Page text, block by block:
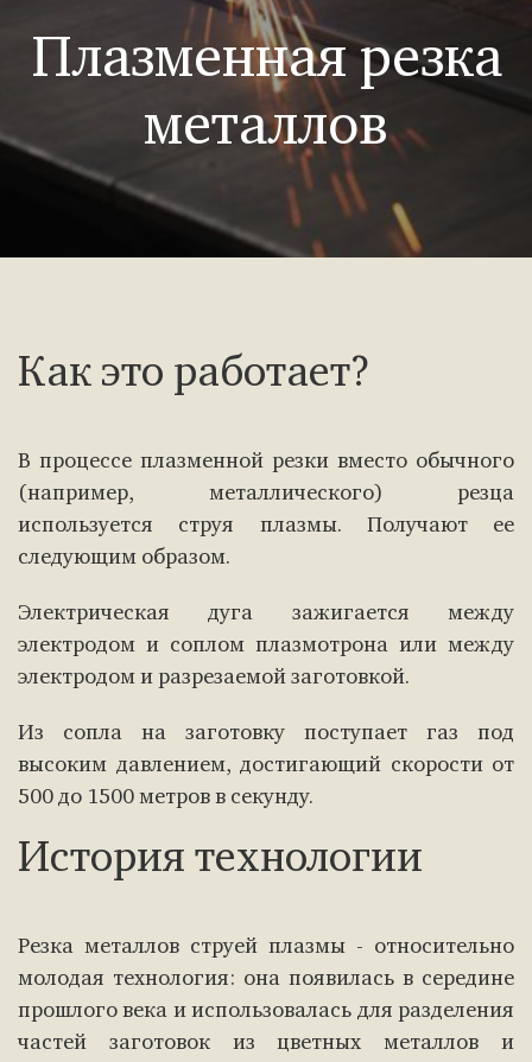
Плазменная резка
металлов
Как это работает?
В процессе плазменной резки вместо обычного
(например, металлического) резца
используется струя плазмы. Получают ее
следующим образом.
Электрическая дуга зажигается между
электродом и соплом плазмотрона или между
электродом и разрезаемой заготовкой.
Из сопла на заготовку поступает газ под
высоким давлением, достигающий скорости от
500 до 1500 метров в секунду.
История технологии
Резка металлов струей плазмы - относительно
молодая технология: она появилась в середине
прошлого века и использовалась для разделения
частей заготовок из цветных металлов и